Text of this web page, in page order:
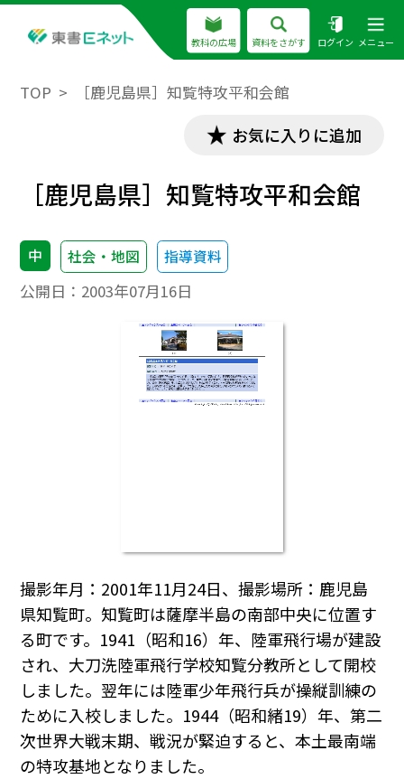
教科の広場 資料をさがす ログイン メニュー
TOP ［鹿児島県］知覧特攻平和会館
お気に入りに追加
［鹿児島県］知覧特攻平和会館
中 社会・地図 指導資料
公開日： 2003年07月16日
撮影年月：2001年11月24日、撮影場所：鹿児島
県知覧町。知覧町は薩摩半島の南部中央に位置す
る町です。1941（昭和16）年、陸軍飛行場が建設
され、大刀洗陸軍飛行学校知覧分教所として開校
しました。翌年には陸軍少年飛行兵が操縦訓練の
ために入校しました。1944（昭和緒19）年、第二
次世界大戦末期、戦況が緊迫すると、本土最南端
の特攻基地となりました。